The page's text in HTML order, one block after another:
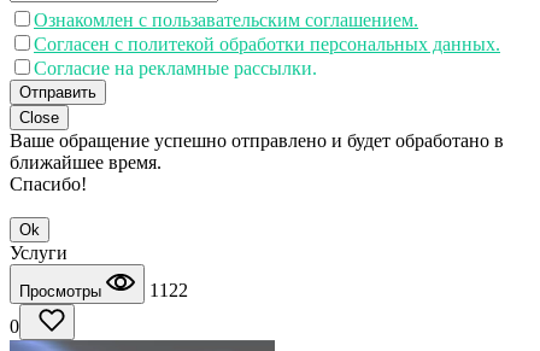
Ознакомлен с пользавательским соглашением.
Согласен с политекой обработки персональных данных.
Согласие на рекламные рассылки.
Отправить
Close
Ваше обращение успешно отправлено и будет обработано в
ближайшее время.
Спасибо!
Ok
Услуги
Просмотры
1122
0